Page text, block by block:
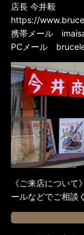
店長 今井毅
https://
携帯メール
PCメール
《ご来店につい
ールなどでご相談